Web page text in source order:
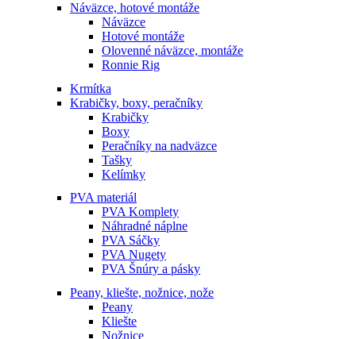
Náväzce, hotové montáže
Náväzce
Hotové montáže
Olovenné náväzce, montáže
Ronnie Rig
Krmítka
Krabičky, boxy, peračníky
Krabičky
Boxy
Peračníky na nadväzce
Tašky
Kelímky
PVA materiál
PVA Komplety
Náhradné náplne
PVA Sáčky
PVA Nugety
PVA Šnúry a pásky
Peany, kliešte, nožnice, nože
Peany
Kliešte
Nožnice